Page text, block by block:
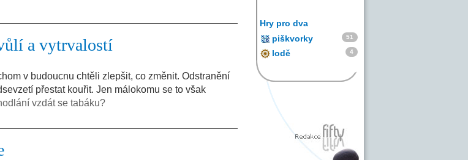
a vytrvalostí
v budoucnu chtěli zlepšit, co změnit. Odstranění
přestat kouřit. Jen málokomu se to však
vzdát se tabáku?
Hry pro dva
piškvorky
51
lodě 4